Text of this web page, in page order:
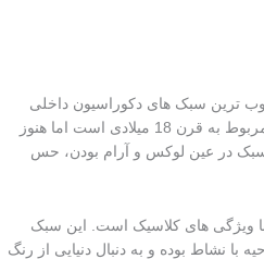
ترین سبک های دکوراسیون داخلی
نئوکلاسیک است. اگر چه این سبک مربوط به قرن 18 میلادی است اما هنوز
در عین لوکس و آرام بودن، حس
با ویژگی های کلاسیک است. این سبک
نشاط بوده و به دنبال دنیایی از رنگ